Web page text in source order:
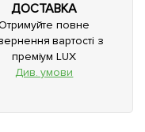
ДОСТАВКА
повне
вартості з
преміум LUX
Див. умови